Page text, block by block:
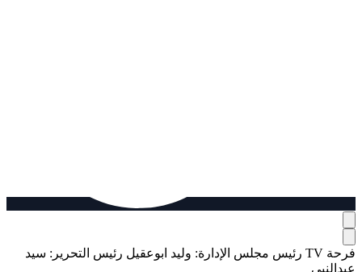
فرحة TV رئيس مجلس الإدارة: وليد ابوعقيل رئيس التحرير: سيد
عبدالنبي